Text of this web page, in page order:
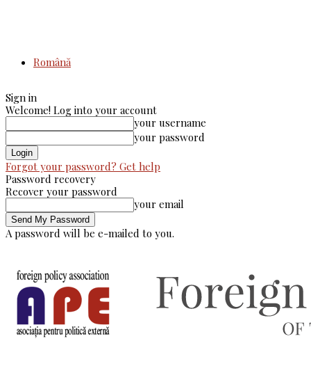
Română
Sign in
Welcome! Log into your account
your username
your password
Forgot your password? Get help
Password recovery
Recover your password
your email
A password will be e-mailed to you.